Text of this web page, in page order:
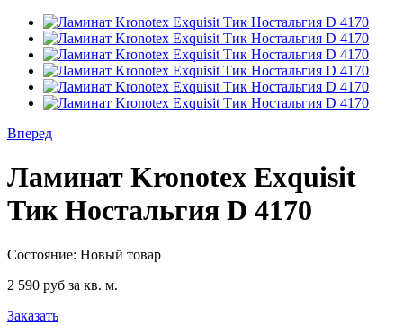
Вперед
Ламинат Kronotex Exquisit
Тик Ностальгия D 4170
Состояние: Новый товар
2 590 руб за кв. м.
Заказать